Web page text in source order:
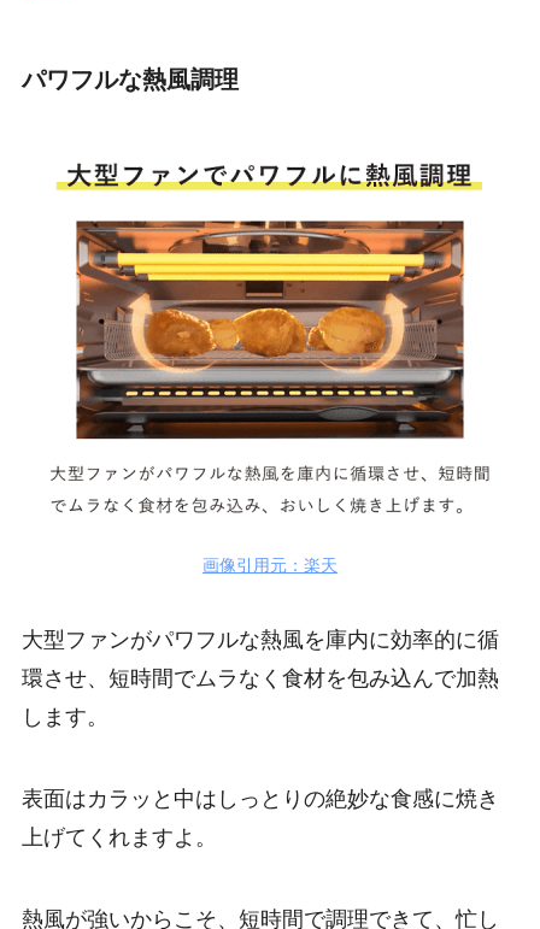
パワフルな熱風調理
画像引用元：楽天
大型ファンがパワフルな熱風を庫内に効率的に循
環させ、短時間でムラなく食材を包み込んで加熱
します。
表面はカラッと中はしっとりの絶妙な食感に焼き
上げてくれますよ。
熱風が強いからこそ、短時間で調理できて、忙し